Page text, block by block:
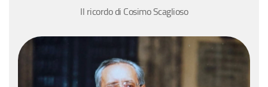
Il ricordo di Cosimo Scaglioso